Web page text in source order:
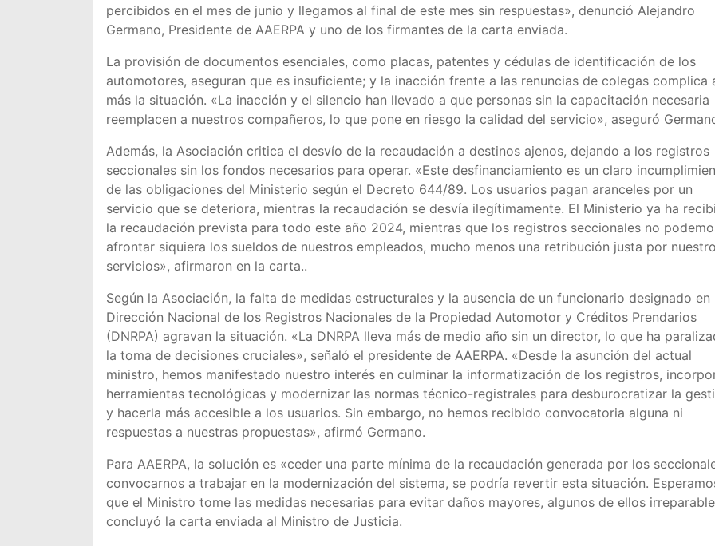
percibidos en el mes de junio y llegamos al final de este mes sin respuestas», denunció Alejandro
Germano, Presidente de AAERPA y uno de los firmantes de la carta enviada.
La provisión de documentos esenciales, como placas, patentes y cédulas de identificación de los
automotores, aseguran que es insuficiente; y la inacción frente a las renuncias de colegas complica
más la situación. «La inacción y el silencio han llevado a que personas sin la capacitación necesaria
reemplacen a nuestros compañeros, lo que pone en riesgo la calidad del servicio», aseguró
Además, la Asociación critica el desvío de la recaudación a destinos ajenos, dejando a los registros
seccionales sin los fondos necesarios para operar. «Este desfinanciamiento es un claro
de las obligaciones del Ministerio según el Decreto 644/89. Los usuarios pagan aranceles por un
servicio que se deteriora, mientras la recaudación se desvía ilegítimamente. El Ministerio ya ha
la recaudación prevista para todo este año 2024, mientras que los registros seccionales no
afrontar siquiera los sueldos de nuestros empleados, mucho menos una retribución justa por
servicios», afirmaron en la carta..
Según la Asociación, la falta de medidas estructurales y la ausencia de un funcionario designado en
Dirección Nacional de los Registros Nacionales de la Propiedad Automotor y Créditos Prendarios
(DNRPA) agravan la situación. «La DNRPA lleva más de medio año sin un director, lo que ha
la toma de decisiones cruciales», señaló el presidente de AAERPA. «Desde la asunción del actual
ministro, hemos manifestado nuestro interés en culminar la informatización de los registros,
herramientas tecnológicas y modernizar las normas técnico-registrales para desburocratizar la
y hacerla más accesible a los usuarios. Sin embargo, no hemos recibido convocatoria alguna ni
respuestas a nuestras propuestas», afirmó Germano.
Para AAERPA, la solución es «ceder una parte mínima de la recaudación generada por los
convocarnos a trabajar en la modernización del sistema, se podría revertir esta situación.
que el Ministro tome las medidas necesarias para evitar daños mayores, algunos de ellos
concluyó la carta enviada al Ministro de Justicia.